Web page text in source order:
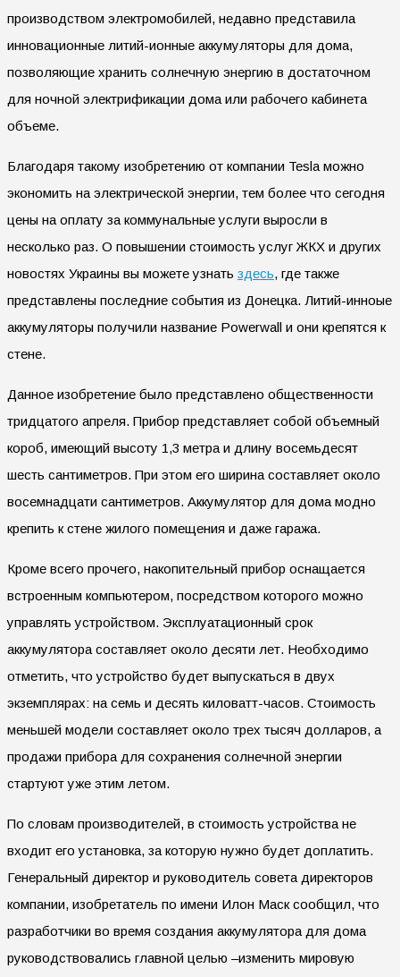
производством электромобилей, недавно представила
инновационные литий-ионные аккумуляторы для дома,
позволяющие хранить солнечную энергию в достаточном
для ночной электрификации дома или рабочего кабинета
объеме.
Благодаря такому изобретению от компании Tesla можно
экономить на электрической энергии, тем более что сегодня
цены на оплату за коммунальные услуги выросли в
несколько раз. О повышении стоимость услуг ЖКХ и других
новостях Украины вы можете узнать здесь, где также
представлены последние события из Донецка. Литий-инноые
аккумуляторы получили название Powerwall и они крепятся к
стене.
Данное изобретение было представлено общественности
тридцатого апреля. Прибор представляет собой объемный
короб, имеющий высоту 1,3 метра и длину восемьдесят
шесть сантиметров. При этом его ширина составляет около
восемнадцати сантиметров. Аккумулятор для дома модно
крепить к стене жилого помещения и даже гаража.
Кроме всего прочего, накопительный прибор оснащается
встроенным компьютером, посредством которого можно
управлять устройством. Эксплуатационный срок
аккумулятора составляет около десяти лет. Необходимо
отметить, что устройство будет выпускаться в двух
экземплярах: на семь и десять киловатт-часов. Стоимость
меньшей модели составляет около трех тысяч долларов, а
продажи прибора для сохранения солнечной энергии
стартуют уже этим летом.
По словам производителей, в стоимость устройства не
входит его установка, за которую нужно будет доплатить.
Генеральный директор и руководитель совета директоров
компании, изобретатель по имени Илон Маск сообщил, что
разработчики во время создания аккумулятора для дома
руководствовались главной целью –изменить мировую